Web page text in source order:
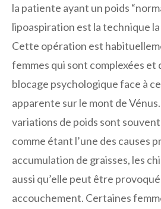
la patiente ayant un poids
lipoaspiration est la technique
Cette opération est
femmes qui sont complexées et
blocage psychologique face à
apparente sur le mont de Vénus.
variations de poids sont
comme étant l’une des causes
accumulation de graisses, les
aussi qu’elle peut être
accouchement. Certaines